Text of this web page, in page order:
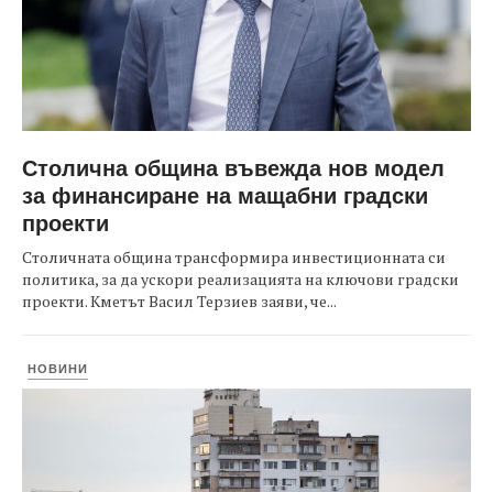
Столична община въвежда нов модел
за финансиране на мащабни градски
проекти
Столичната община трансформира инвестиционната си
политика, за да ускори реализацията на ключови градски
проекти. Кметът Васил Терзиев заяви, че...
НОВИНИ